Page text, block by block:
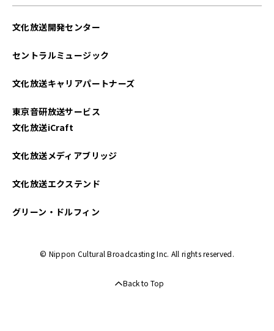
文化放送開発センター
セントラルミュージック
文化放送キャリアパートナーズ
東京音研放送サービス
文化放送iCraft
文化放送メディアブリッジ
文化放送エクステンド
グリーン・ドルフィン
© Nippon Cultural Broadcasting Inc. All rights reserved.
Back to Top